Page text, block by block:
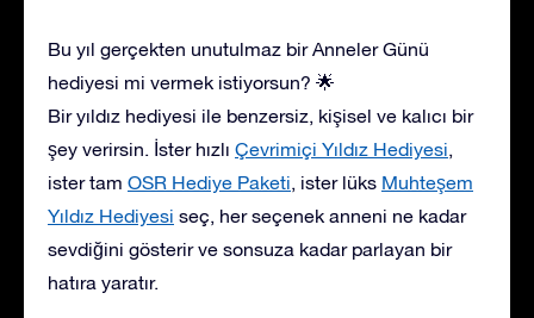
Bu yıl gerçekten unutulmaz bir Anneler Günü
hediyesi mi vermek istiyorsun? 🌟
Bir yıldız hediyesi ile benzersiz, kişisel ve kalıcı bir
şey verirsin. İster hızlı Çevrimiçi Yıldız Hediyesi,
ister tam OSR Hediye Paketi, ister lüks Muhteşem
Yıldız Hediyesi seç, her seçenek anneni ne kadar
sevdiğini gösterir ve sonsuza kadar parlayan bir
hatıra yaratır.